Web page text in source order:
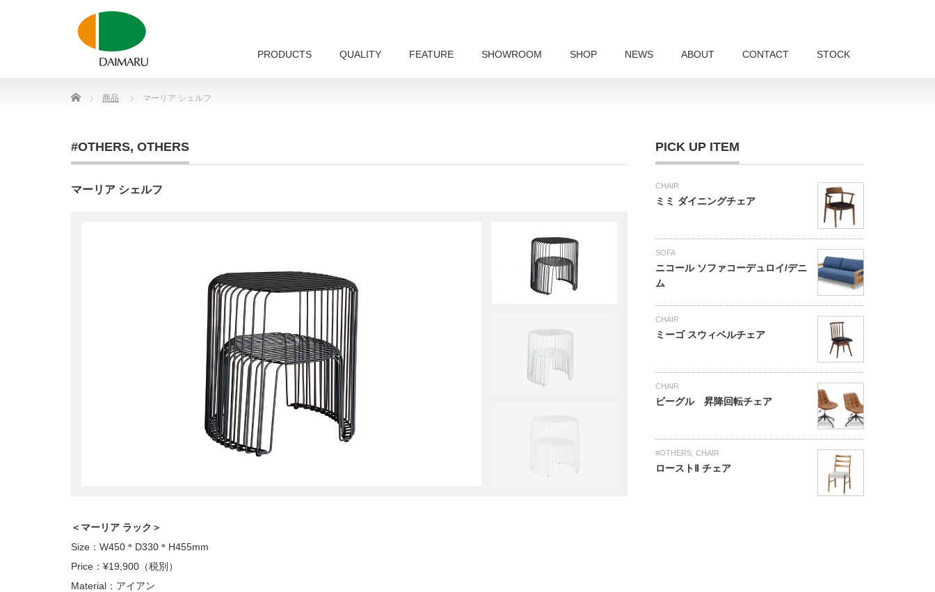
PRODUCTS QUALITY FEATURE SHOWROOM SHOP NEWS ABOUT CONTACT STOCK
Home 商品 マーリア シェルフ
#OTHERS, OTHERS
マーリア シェルフ
＜マーリア ラック＞
Size：W450＊D330＊H455mm
Price：¥19,900（税別）
Material：アイアン
PICK UP ITEM
CHAIR
ミミ ダイニングチェア
SOFA
ニコール ソファコーデュロイ/デニ
ム
CHAIR
ミーゴ スウィベルチェア
CHAIR
ビーグル 昇降回転チェア
#OTHERS CHAIR
ローストⅡ チェア